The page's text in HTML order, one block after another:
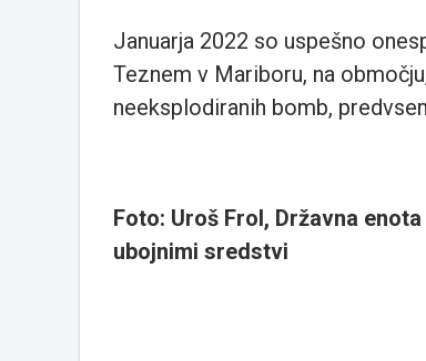
Januarja 2022 so uspešno
Teznem v Mariboru, na
neeksplodiranih bomb,
Foto: Uroš Frol, Državna
ubojnimi sredstvi